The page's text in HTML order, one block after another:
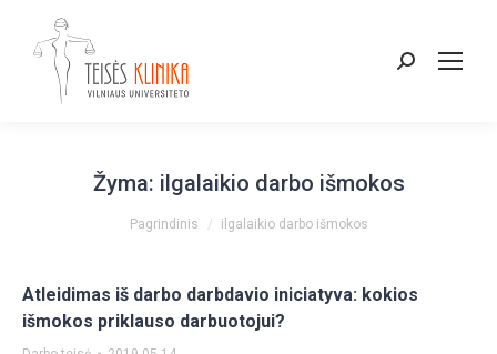
Paieška:
Žyma: ilgalaikio darbo išmokos
You are here:
Pagrindinis ilgalaikio darbo išmokos
Atleidimas iš darbo darbdavio iniciatyva: kokios
išmokos priklauso darbuotojui?